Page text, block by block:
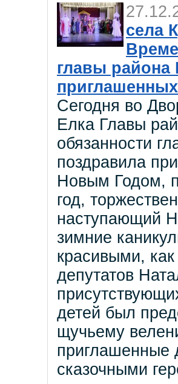
села
главы района
Сегодня во
Елка Главы
обязанности
поздравила
Новым Годом,
год,
наступающий
зимние
красивыми,
депутатов
детей был
щучьему
приглашенные
сказочными